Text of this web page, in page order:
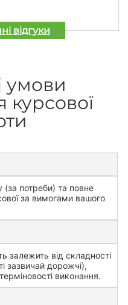
відгуки
умови
курсової
(за потреби) та повне
за вимогами вашого
залежить від складності
зазвичай дорожчі),
виконання.